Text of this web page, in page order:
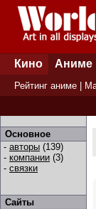
Кино Аниме
Рейтинг аниме |
Основное
- авторы (139)
- компании (3)
- связки
Сайты